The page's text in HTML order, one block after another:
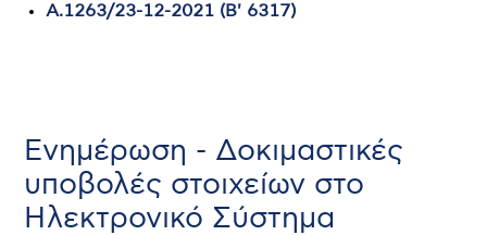
Α.1263/23-12-2021 (Β' 6317)
Ενημέρωση - Δοκιμαστικές
υποβολές στοιχείων στο
Ηλεκτρονικό Σύστημα